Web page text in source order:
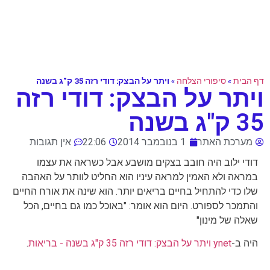
דף הבית»סיפורי הצלחה » ויתר על הבצק: דודי רזה 35 ק"ג בשנה
ויתר על הבצק: דודי רזה
35 ק"ג בשנה
מערכת האתר 1 בנובמבר 2014 22:06
אין תגובות
דודי ילוב היה חובב בצקים מושבע אבל כשראה את עצמו
במראה ולא האמין למראה עיניו הוא החליט לוותר על האהבה
שלו כדי להתחיל בחיים בריאים יותר. הוא שינה את אורח החיים
והתמכר לספורט. היום הוא אומר: "באוכל כמו גם בחיים, הכל
שאלה של מינון"
היה ב-ynet ויתר על הבצק: דודי רזה 35 ק"ג בשנה - בריאות .